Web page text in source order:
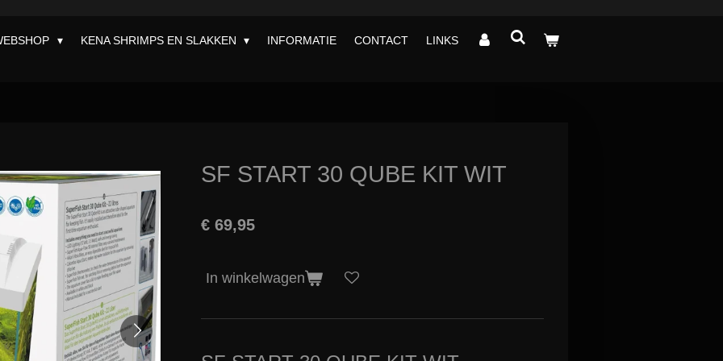
KENA SHRIMPS EN SLAKKEN INFORMATIE CONTACT LINKS
SF START 30 QUBE KIT WIT
€ 69,95
In winkelwagen